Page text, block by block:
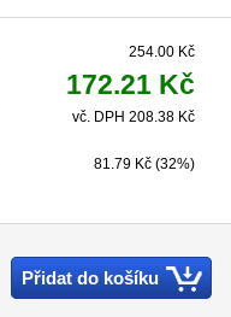
254.00 Kč
172.21 Kč
vč. DPH 208.38 Kč
81.79 Kč (32%)
Přidat do košíku